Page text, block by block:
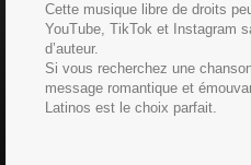
Cette musique libre de droits
YouTube, TikTok et Instagram
d’auteur.
Si vous recherchez une
message romantique et
Latinos est le choix parfait.